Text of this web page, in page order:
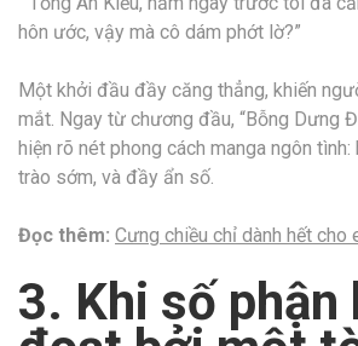
hôn ước, vậy mà cô dám phớt lờ?”
Một khởi đầu đầy căng thẳng, khiến
mắt. Ngay từ chương đầu, “Bỗng Dưng
hiện rõ nét phong cách manga ngôn
trào sớm, và đầy ẩn số.
Đọc thêm: Cưng chiều chỉ dành hết cho
3. Khi số phận